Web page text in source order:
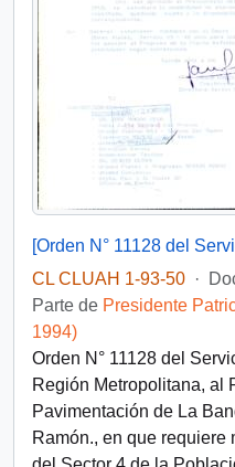
CL CLUAH 1-93-50 ·
Parte de Presidente
1994)
Orden N° 11128 del
Región Metropolitana, al
Pavimentación de La
Ramón., en que requiere